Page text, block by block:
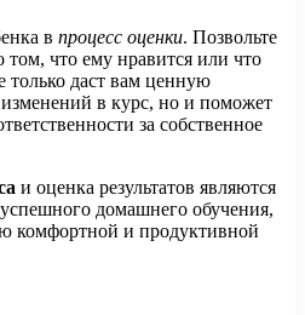
в процесс оценки. Позвольте
что ему нравится или что
только даст вам ценную
в курс, но и поможет
за собственное
и оценка результатов являются
домашнего обучения,
комфортной и продуктивной